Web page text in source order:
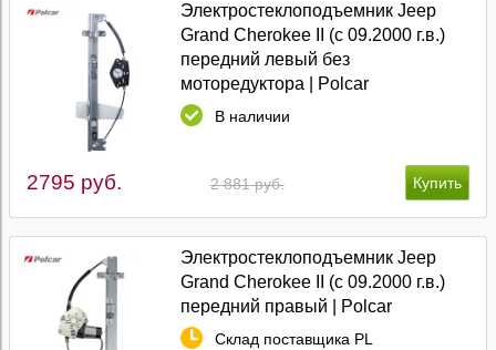
Электростеклоподъемник Jeep
Grand Cherokee II (с 09.2000 г.в.)
передний левый без
моторедуктора | Polcar
В наличии
2 881 руб.
2795 руб.
Электростеклоподъемник Jeep
Grand Cherokee II (с 09.2000 г.в.)
передний правый | Polcar
Склад поставщика PL